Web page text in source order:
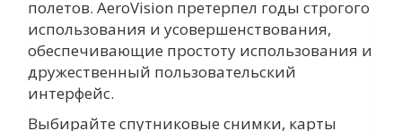
полетов. AeroVision претерпел годы строгого
использования и усовершенствования,
обеспечивающие простоту использования и
дружественный пользовательский
интерфейс.
Выбирайте спутниковые снимки, карты